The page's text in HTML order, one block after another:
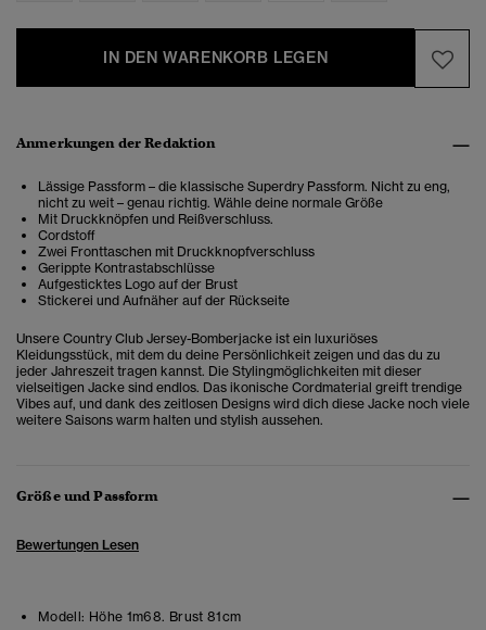
IN DEN WARENKORB LEGEN
Anmerkungen der Redaktion
Lässige Passform – die klassische Superdry Passform. Nicht zu eng,
nicht zu weit – genau richtig. Wähle deine normale Größe
Mit Druckknöpfen und Reißverschluss.
Cordstoff
Zwei Fronttaschen mit Druckknopfverschluss
Gerippte Kontrastabschlüsse
Aufgesticktes Logo auf der Brust
Stickerei und Aufnäher auf der Rückseite
Unsere Country Club Jersey-Bomberjacke ist ein luxuriöses
Kleidungsstück, mit dem du deine Persönlichkeit zeigen und das du zu
jeder Jahreszeit tragen kannst. Die Stylingmöglichkeiten mit dieser
vielseitigen Jacke sind endlos. Das ikonische Cordmaterial greift trendige
Vibes auf, und dank des zeitlosen Designs wird dich diese Jacke noch viele
weitere Saisons warm halten und stylish aussehen.
Größe und Passform
Bewertungen Lesen
Modell: Höhe 1m68. Brust 81cm